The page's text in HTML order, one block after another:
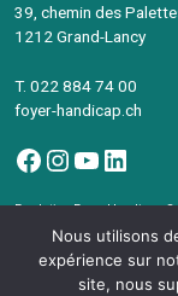
39, chemin des
1212 Grand-Lancy
T. 022 884 74 00
foyer-handicap.ch
Facebook
Instagram
YouTube
Fondation Foyer-Handicap ©
Avec le soutien de la
©Synergies Mag –
Nous utilisons
expérience sur
site, nous